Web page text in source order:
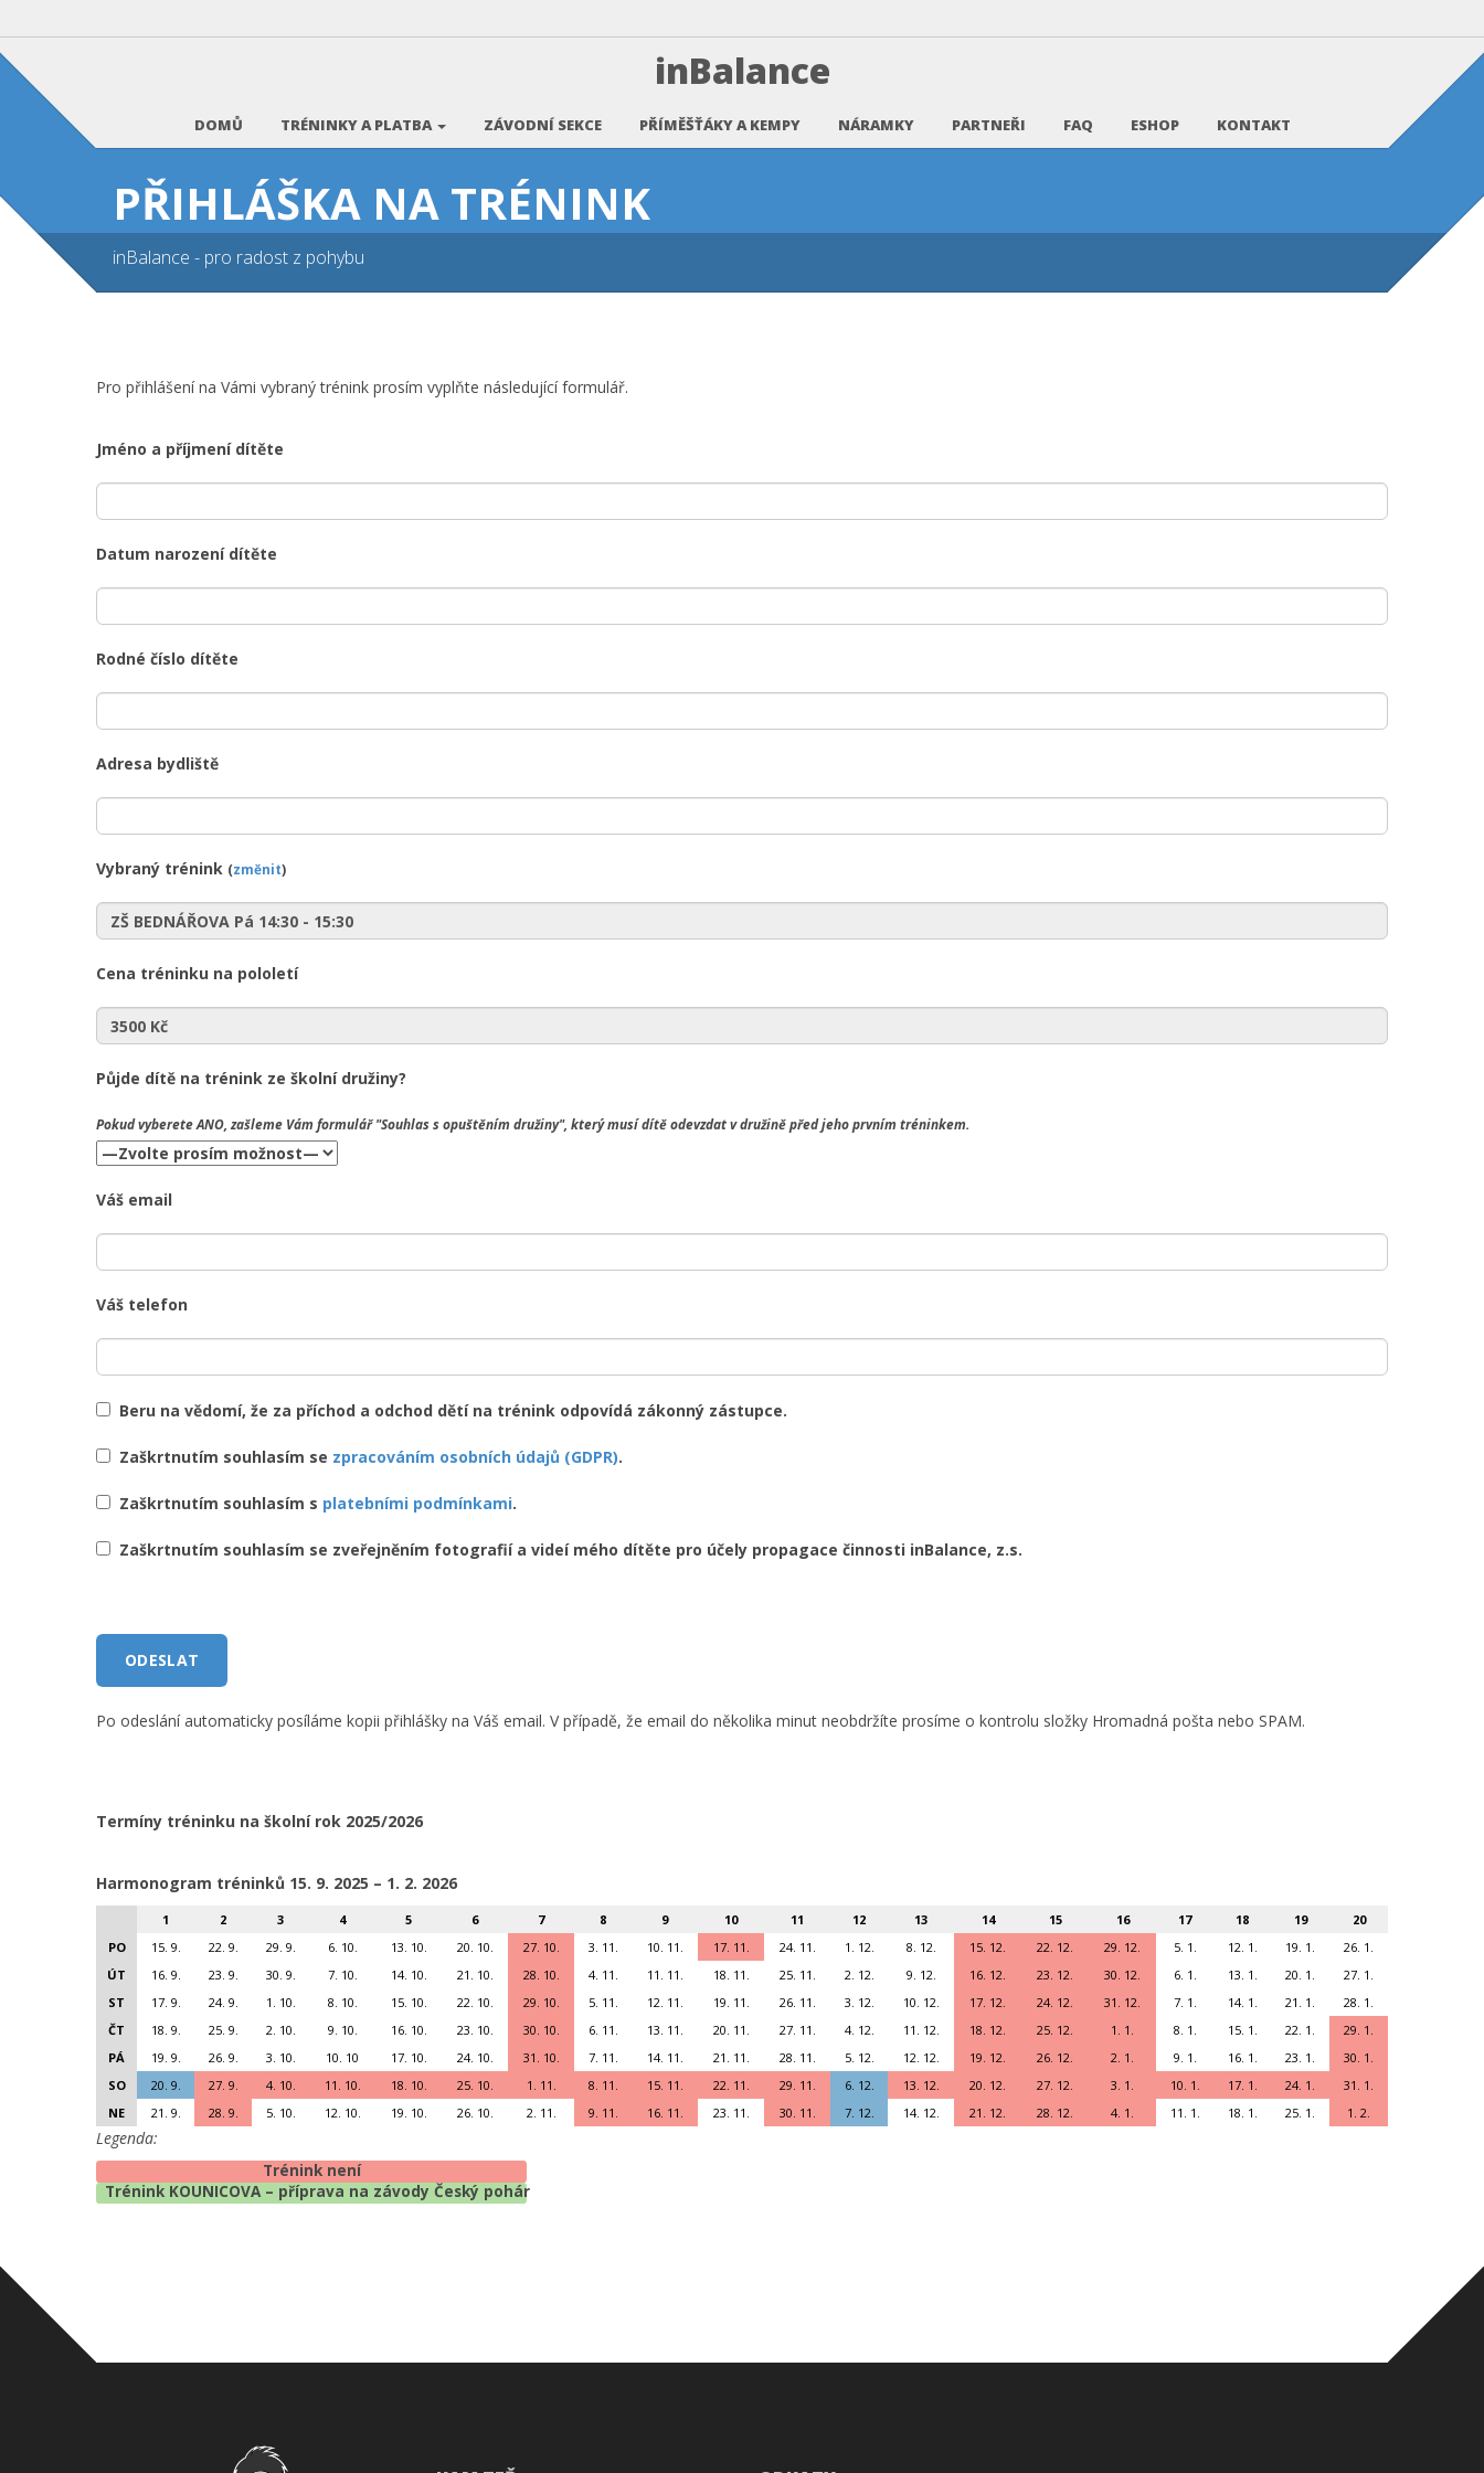
inBalance
DOMŮ TRÉNINKY A PLATBA ZÁVODNÍ SEKCE PŘÍMĚŠŤÁKY A KEMPY NÁRAMKY PARTNEŘI FAQ ESHOP KONTAKT
PŘIHLÁŠKA NA TRÉNINK
inBalance - pro radost z pohybu
Pro přihlášení na Vámi vybraný trénink prosím vyplňte následující formulář.
Jméno a příjmení dítěte
Datum narození dítěte
Rodné číslo dítěte
Adresa bydliště
Vybraný trénink (změnit)
Cena tréninku na pololetí
Půjde dítě na trénink ze školní družiny?
Pokud vybereteANO , zašleme Vám formulář "Souhlas s opuštěním družiny", který musí dítě odevzdat v družině před jeho prvním tréninkem.
Váš email
Váš telefon
Beru na vědomí, že za příchod a odchod dětí na trénink odpovídá zákonný zástupce.
Zaškrtnutím souhlasím se zpracováním osobních údajů (GDPR).
Zaškrtnutím souhlasím s platebními podmínkami.
Zaškrtnutím souhlasím se zveřejněním fotografií a videí mého dítěte pro účely propagace činnosti inBalance, z.s.
Po odeslání automaticky posíláme kopii přihlášky na Váš email. V případě, že email do několika minut neobdržíte prosíme o kontrolu složky Hromadná pošta nebo SPAM.
Termíny tréninku na školní rok 2025/2026
Harmonogram tréninků 15. 9. 2025 – 1. 2. 2026
1 2 3 4 5 6 7 8 9 10 11 12 13 14 15 16 17 18 19
20
PO
15. 9. 22. 9. 29. 9. 6. 10. 13. 10. 20. 10. 27. 10. 3. 11. 10. 11. 17. 11. 24. 11. 1. 12. 8. 12. 15. 12. 22. 12. 29. 12. 5. 1. 12. 1. 19. 1.
26. 1.
ÚT
16. 9. 23. 9. 30. 9. 7. 10. 14. 10. 21. 10. 28. 10. 4. 11. 11. 11. 18. 11. 25. 11. 2. 12. 9. 12. 16. 12. 23. 12. 30. 12. 6. 1. 13. 1. 20. 1.
27. 1.
ST
17. 9. 24. 9. 1. 10. 8. 10. 15. 10. 22. 10. 29. 10. 5. 11. 12. 11. 19. 11. 26. 11. 3. 12. 10. 12. 17. 12. 24. 12. 31. 12. 7. 1. 14. 1. 21. 1.
28. 1.
ČT
18. 9. 25. 9. 2. 10. 9. 10. 16. 10. 23. 10. 30. 10. 6. 11. 13. 11. 20. 11. 27. 11. 4. 12. 11. 12. 18. 12. 25. 12. 1. 1. 8. 1. 15. 1. 22. 1.
29. 1.
PÁ
19. 9. 26. 9. 3. 10. 10. 10 17. 10. 24. 10. 31. 10. 7. 11. 14. 11. 21. 11. 28. 11. 5. 12. 12. 12. 19. 12. 26. 12. 2. 1. 9. 1. 16. 1. 23. 1.
30. 1.
SO
20. 9. 27. 9. 4. 10. 11. 10. 18. 10. 25. 10. 1. 11. 8. 11. 15. 11. 22. 11. 29. 11. 6. 12. 13. 12. 20. 12. 27. 12. 3. 1. 10. 1. 17. 1. 24. 1.
31. 1.
NE
21. 9. 28. 9. 5. 10. 12. 10. 19. 10. 26. 10. 2. 11. 9. 11. 16. 11. 23. 11. 30. 11. 7. 12. 14. 12. 21. 12. 28. 12. 4. 1. 11. 1. 18. 1. 25. 1. 1. 2.
Legenda:
Trénink není
Trénink KOUNICOVA – příprava na závody Český pohár